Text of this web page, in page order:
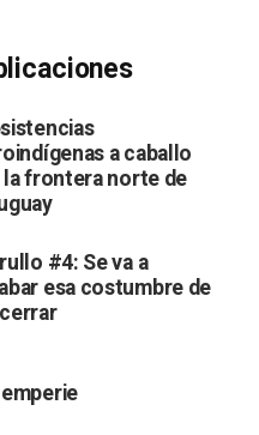
a caballo
la frontera norte de
#4: Se va a
esa costumbre de